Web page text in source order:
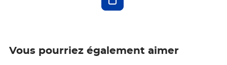
Vous pourriez également aimer